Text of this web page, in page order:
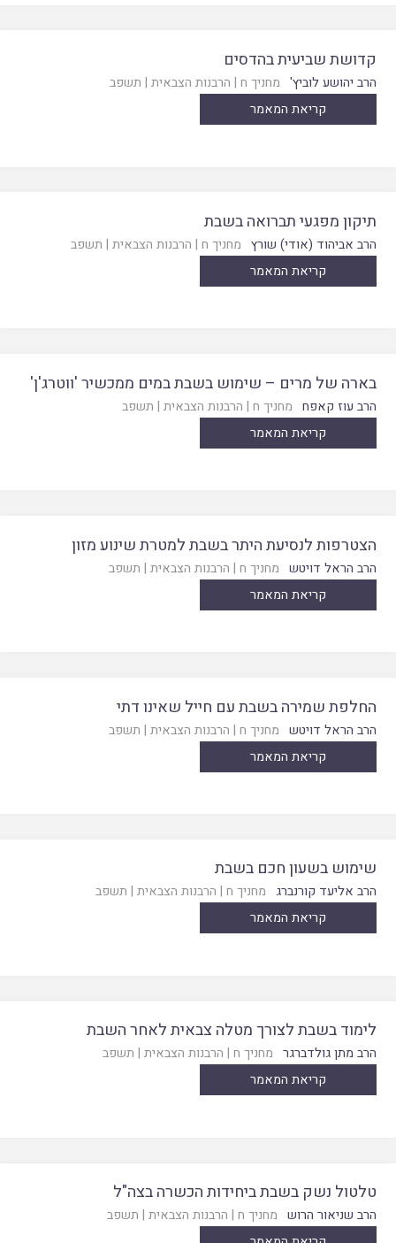
קדושת שביעית בהדסים
הרב יהושע לוביץ' מחניך ח | הרבנות הצבאית | תשפב
קריאת המאמר
תיקון מפגעי תברואה בשבת
הרב אביהוד (אודי) שורץ מחניך ח | הרבנות הצבאית | תשפב
קריאת המאמר
בארה של מרים – שימוש בשבת במים ממכשיר 'ווטרג'ן'
הרב עוז קאפח מחניך ח | הרבנות הצבאית | תשפב
קריאת המאמר
הצטרפות לנסיעת היתר בשבת למטרת שינוע מזון
הרב הראל דויטש מחניך ח | הרבנות הצבאית | תשפב
קריאת המאמר
החלפת שמירה בשבת עם חייל שאינו דתי
הרב הראל דויטש מחניך ח | הרבנות הצבאית | תשפב
קריאת המאמר
שימוש בשעון חכם בשבת
הרב אליעד קורנברג מחניך ח | הרבנות הצבאית | תשפב
קריאת המאמר
לימוד בשבת לצורך מטלה צבאית לאחר השבת
הרב מתן גולדברגר מחניך ח | הרבנות הצבאית | תשפב
קריאת המאמר
טלטול נשק בשבת ביחידות הכשרה בצה"ל
הרב שניאור הרוש מחניך ח | הרבנות הצבאית | תשפב